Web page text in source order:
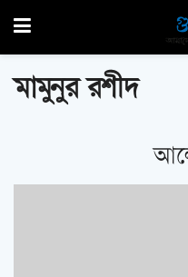
মামুনুর রশীদ